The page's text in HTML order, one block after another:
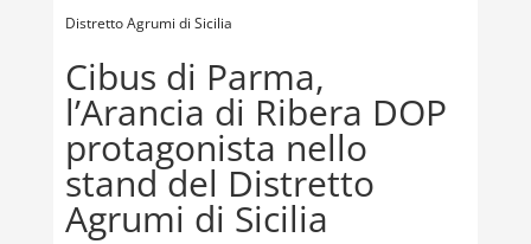
Distretto Agrumi di Sicilia
Cibus di Parma,
l’Arancia di Ribera DOP
protagonista nello
stand del Distretto
Agrumi di Sicilia